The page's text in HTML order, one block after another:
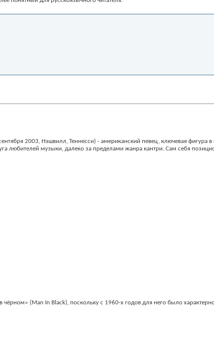
2003, Нэшвилл, Теннесси) - американский певец, ключевая фигура
любителей музыки, далеко за пределами жанра кантри. Сам себя
(Mаn In Black), поскольку с 1960-х годов для него было